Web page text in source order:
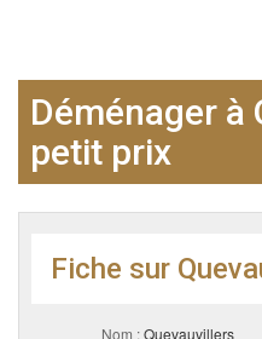
Déménager à
petit prix
Fiche sur
Nom :Quevauvillers